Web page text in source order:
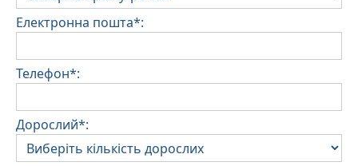
Електронна пошта*:
Телефон*:
Дорослий*: